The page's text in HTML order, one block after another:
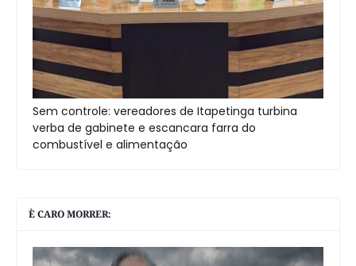
Sem controle: vereadores de Itapetinga turbina
verba de gabinete e escancara farra do
combustível e alimentação
È CARO MORRER: